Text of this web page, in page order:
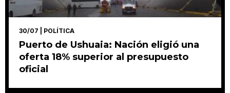
30/07 | POLÍTICA
Puerto de Ushuaia: Nación eligió una
oferta 18% superior al presupuesto
oficial